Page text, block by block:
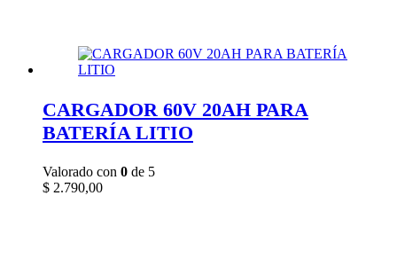
CARGADOR 60V 20AH PARA
BATERÍA LITIO
Valorado con 0 de 5
$ 2.790,00